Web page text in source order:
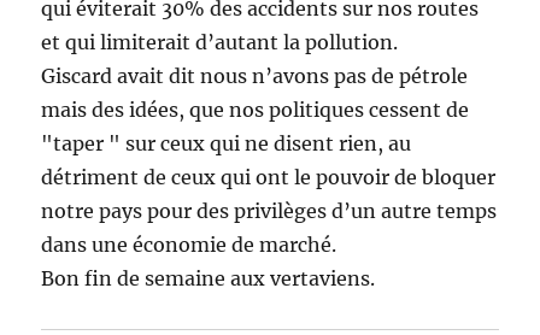
qui éviterait 30% des accidents sur nos routes
et qui limiterait d’autant la pollution.
Giscard avait dit nous n’avons pas de pétrole
mais des idées, que nos politiques cessent de
"taper " sur ceux qui ne disent rien, au
détriment de ceux qui ont le pouvoir de bloquer
notre pays pour des privilèges d’un autre temps
dans une économie de marché.
Bon fin de semaine aux vertaviens.